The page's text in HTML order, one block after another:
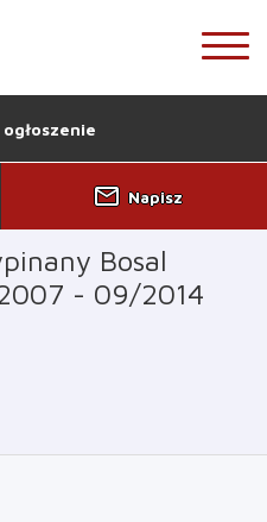
Bosal
- 09/2014
mail_outline Napisz